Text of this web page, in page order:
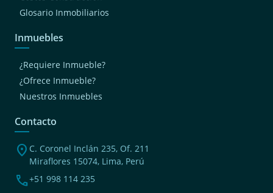
Glosario Inmobiliarios
Inmuebles
¿Requiere Inmueble?
¿Ofrece Inmueble?
Nuestros Inmuebles
Contacto
location_on C. Coronel Inclán 235, Of. 211
Miraflores 15074, Lima, Perú
phone+51 998 114 235